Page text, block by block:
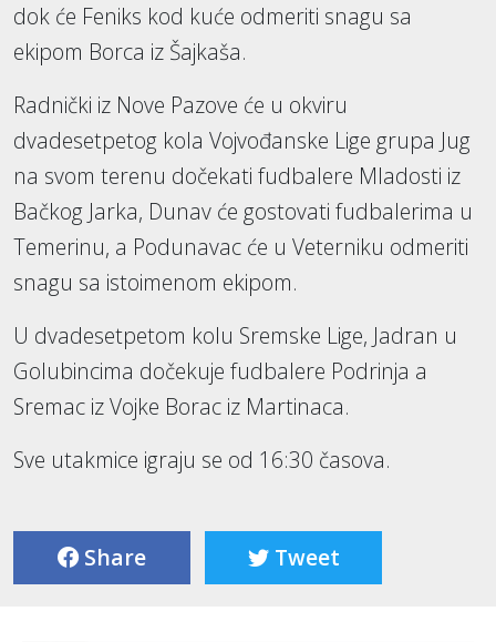
dok će Feniks kod kuće odmeriti snagu sa
ekipom Borca iz Šajkaša.
Radnički iz Nove Pazove će u okviru
dvadesetpetog kola Vojvođanske Lige grupa Jug
na svom terenu dočekati fudbalere Mladosti iz
Bačkog Jarka, Dunav će gostovati fudbalerima u
Temerinu, a Podunavac će u Veterniku odmeriti
snagu sa istoimenom ekipom.
U dvadesetpetom kolu Sremske Lige, Jadran u
Golubincima dočekuje fudbalere Podrinja a
Sremac iz Vojke Borac iz Martinaca.
Sve utakmice igraju se od 16:30 časova.
Share Tweet